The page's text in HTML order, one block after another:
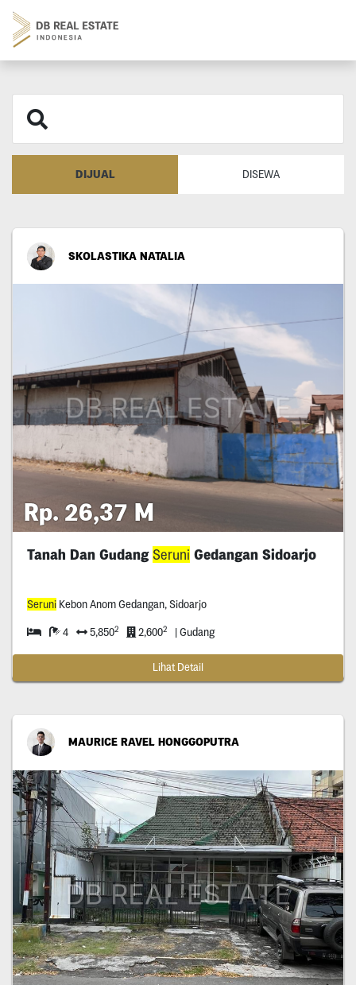
DIJUAL DISEWA
SKOLASTIKA NATALIA
Rp. 26,37 M
Tanah Dan Gudang Seruni Gedangan Sidoarjo
SeruniKebon Anom Gedangan, Sidoarjo
4 5,8502 2,6002 | Gudang
Lihat Detail
MAURICE RAVEL HONGGOPUTRA